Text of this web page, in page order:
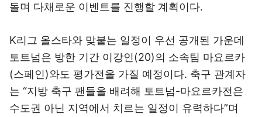
돌며 다채로운 이벤트를 진행할 계획이다.
K리그 올스타와 맞붙는 일정이 우선 공개된 가운데
토트넘은 방한 기간 이강인(20)의 소속팀 마요르카
(스페인)와도 평가전을 가질 예정이다. 축구 관계자
는 “지방 축구 팬들을 배려해 토트넘-마요르카전은
수도권 아닌 지역에서 치르는 일정이 유력하다”며